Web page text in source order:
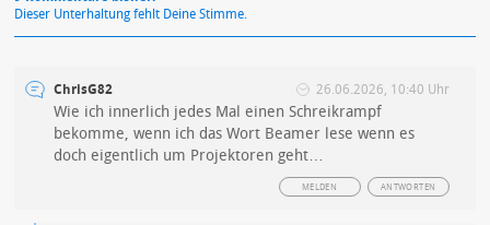
Dieser Unterhaltung fehlt Deine Stimme.
ChrisG82 26.06.2026, 10:40 Uhr
Wie ich innerlich jedes Mal einen Schreikrampf
bekomme, wenn ich das Wort Beamer lese wenn es
doch eigentlich um Projektoren geht…
ANTWORTEN
MELDEN